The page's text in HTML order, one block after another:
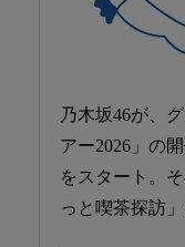
乃木坂46が、
アー2026」の
をスタート。
っと喫茶探訪